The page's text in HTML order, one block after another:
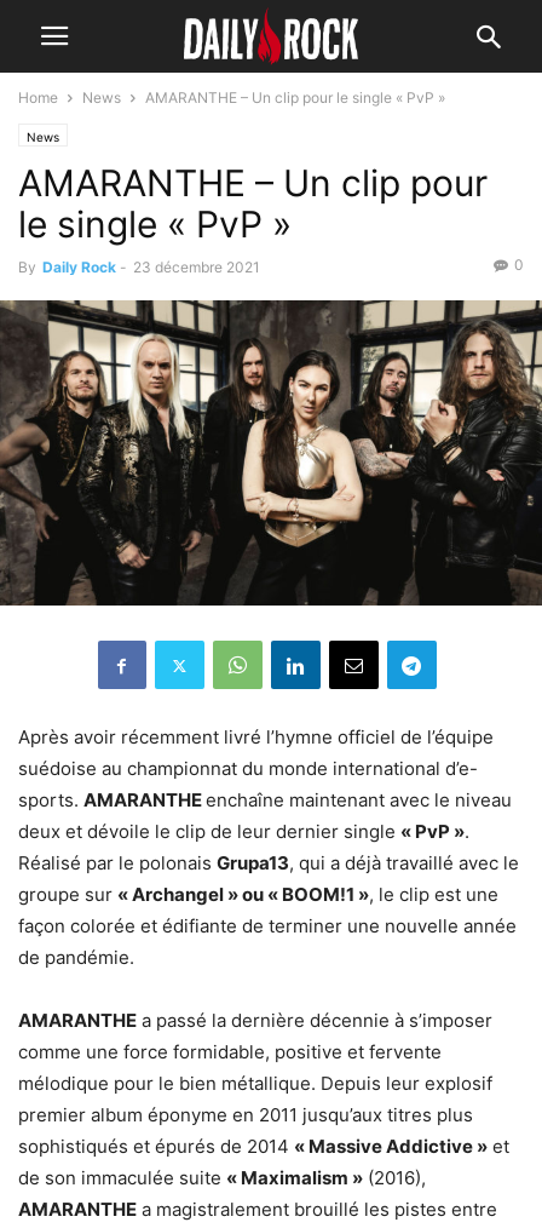
Home News AMARANTHE – Un clip pour le single « PvP »
News
AMARANTHE – Un clip pour
le single « PvP »
By Daily Rock - 23 décembre 2021 0
Après avoir récemment livré l’hymne officiel de l’équipe
suédoise au championnat du monde international d’e-
sports. AMARANTHEenchaîne maintenant avec le niveau
deux et dévoile le clip de leur dernier single « PvP ».
Réalisé par le polonais Grupa13, qui a déjà travaillé avec le
groupe sur « Archangel » ou « BOOM!1 », le clip est une
façon colorée et édifiante de terminer une nouvelle année
de pandémie.
AMARANTHE a passé la dernière décennie à s’imposer
comme une force formidable, positive et fervente
mélodique pour le bien métallique. Depuis leur explosif
premier album éponyme en 2011 jusqu’aux titres plus
sophistiqués et épurés de 2014 « Massive Addictive » et
de son immaculée suite « Maximalism » (2016),
AMARANTHE a magistralement brouillé les pistes entre